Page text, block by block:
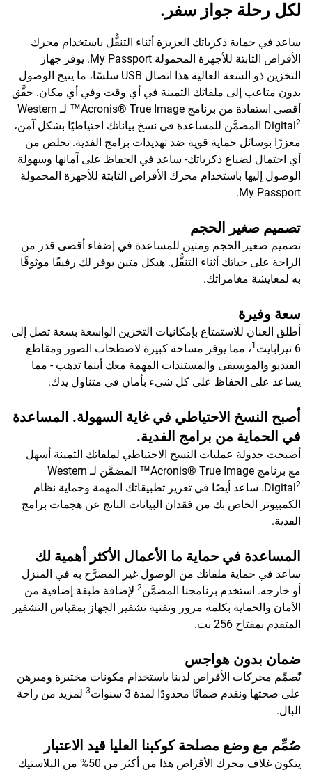
لكل رحلة جواز سفر.
ساعد في حماية ذكرياتك العزيزة أثناء التنقُّل باستخدام محرك
الأقراص الثابتة للأجهزة المحمولة My Passport. يوفر جهاز
التخزين ذو السعة العالية هذا اتصال USB سلسًا، ما يتيح الوصول
بدون متاعب إلى ملفاتك الثمينة في أي وقت وفي أي مكان. حقَّق
أقصى استفادة من برنامج Acronis® True Image™ لـ Western
Digital2
المضمَّن للمساعدة في نسخ بياناتك احتياطيًا بشكل آمن،
معززًا بوسائل حماية قوية ضد تهديدات برامج الفدية. تخلص من
أي احتمال لضياع ذكرياتك- ساعد في الحفاظ على آمانها وسهولة
الوصول إليها باستخدام محرك الأقراص الثابتة للأجهزة المحمولة
My Passport.
تصميم صغير الحجم
تصميم صغير الحجم ومتين للمساعدة في إضفاء أقصى قدر من
الراحة على حياتك أثناء التنقُّل. هيكل متين يوفر لك رفيقًا موثوقًا
به لمعايشة مغامراتك.
سعة وفيرة
أطلق العنان للاستمتاع بإمكانيات التخزين الواسعة بسعة تصل إلى
6 تيرابايت
1، مما يوفر مساحة كبيرة لاصطحاب الصور ومقاطع
الفيديو والموسيقى والمستندات المهمة معك أينما تذهب - مما
يساعد على الحفاظ على كل شيء بأمان في متناول يدك.
أصبح النسخ الاحتياطي في غاية السهولة. المساعدة
في الحماية من برامج الفدية.
أصبحت جدولة عمليات النسخ الاحتياطي لملفاتك الثمينة أسهل
مع برنامج Acronis® True Image™ المضمَّن لـ Western
Digital2
. ساعد أيضًا في تعزيز تطبيقاتك المهمة وحماية نظام
الكمبيوتر الخاص بك من فقدان البيانات الناتج عن هجمات برامج
الفدية.
المساعدة في حماية ما الأعمال الأكثر أهمية لك
ساعد في حماية ملفاتك من الوصول غير المصرَّح به في المنزل
أو خارجه. استخدم برنامجنا المضمَّن2 لإضافة طبقة إضافية من
الأمان والحماية بكلمة مرور وتقنية تشفير الجهاز بمقياس التشفير
المتقدم بمفتاح 256 بت.
ضمان بدون هواجس
نًُصمِّم محركات الأقراص لدينا باستخدام مكونات مختبرة ومبرهن
على صحتها ونقدم ضمانًا محدودًا لمدة 3 سنوات
3 لمزيد من راحة
البال.
صُمِّم مع وضع مصلحة كوكبنا العليا قيد الاعتبار
يتكون غلاف محرك الأقراص هذا من أكثر من 50% من البلاستيك